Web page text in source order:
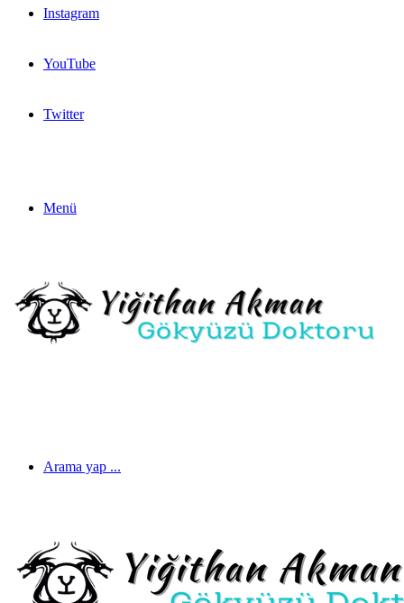
Instagram
YouTube
Twitter
Menü
Arama yap ...